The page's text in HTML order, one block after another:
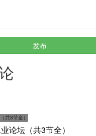
发布
论坛
论坛（共3节全）